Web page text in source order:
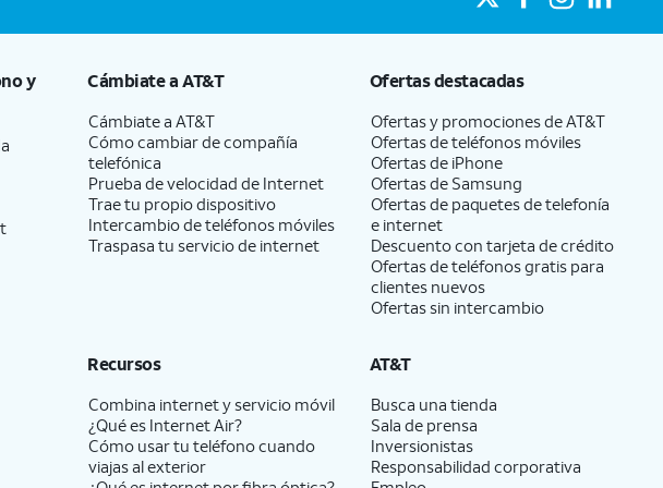
tus
de fábrica.
y
Cámbiate aAT&T
Cámbiate aAT&T
Cómo cambiar de compañía
telefónica
Prueba de velocidad de Internet
Trae tu propio dispositivo
Intercambio de teléfonos móviles
Traspasa tu servicio de internet
Ofertas destacadas
Ofertas y promociones deAT&T
Ofertas de teléfonos móviles
Ofertas de iPhone
Ofertas de Samsung
Ofertas de paquetes de telefonía
e internet
Descuento con tarjeta de crédito
Ofertas de teléfonos gratis para
clientes nuevos
Ofertas sin intercambio
Recursos
Combina internet y servicio móvil
¿Qué es Internet Air?
Cómo usar tu teléfono cuando
viajas al exterior
AT&T
Busca una tienda
Sala de prensa
Inversionistas
Responsabilidad corporativa